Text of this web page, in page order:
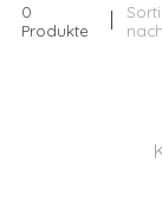
0
Produkte
nach